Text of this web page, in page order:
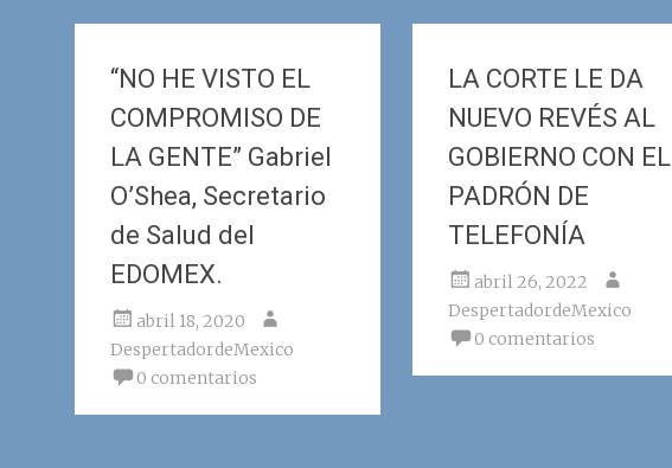
“NO HE VISTO EL
COMPROMISO DE
LA GENTE” Gabriel
O’Shea, Secretario
de Salud del
EDOMEX.
abril 18, 2020
DespertadordeMexico
0 comentarios
LA CORTE LE DA
NUEVO REVÉS AL
GOBIERNO CON EL
PADRÓN DE
TELEFONÍA
abril 26, 2022
DespertadordeMexico
0 comentarios